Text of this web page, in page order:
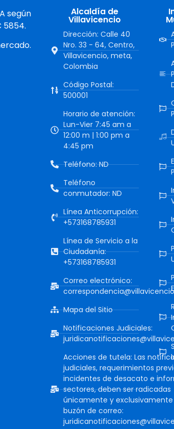
según
5854.
Alcaldía de
Villavicencio
Dirección: Calle 40
Nro. 33 - 64, Centro,
Villavicencio, meta,
Colombia
Código Postal:
500001
Horario de atención:
Lun-Vier 7:45 am a
12:00 m | 1:00 pm a
4:45 pm
Teléfono: ND
Teléfono
conmutador: ND
Línea Anticorrupción:
+573168785931
Línea de Servicio a la
Ciudadanía:
+573168785931
Correo electrónico:
Mapa del Sitio
Notificaciones Judiciales:
Acciones de tutela: Las
judiciales, requerimientos
incidentes de desacato e
sectores, deben ser radicadas
únicamente y exclusivamente
buzón de correo: